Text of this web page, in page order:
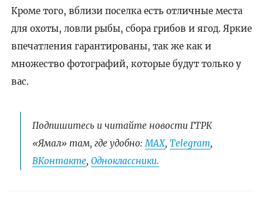
Кроме того, вблизи поселка есть отличные места
для охоты, ловли рыбы, сбора грибов и ягод. Яркие
впечатления гарантированы, так же как и
множество фотографий, которые будут только у
вас.
Подпишитесь и читайте новости ГТРК
«Ямал» там, где удобно: МАХ, Telegram,
ВКонтакте, Одноклассники.